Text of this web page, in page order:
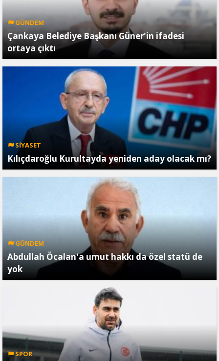
GÜNDEM
Çankaya Belediye Başkanı Güner'in ifadesi
ortaya çıktı
SİYASET
Kılıçdaroğlu Kurultayda yeniden aday olacak mı?
GÜNDEM
Abdullah Öcalan'a umut hakkı da özel statü de
yok
SPOR